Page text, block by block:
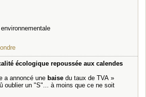
écologique repoussée aux calendes
a annoncé une baise du taux de TVA »
oublier un "S"... à moins que ce ne soit